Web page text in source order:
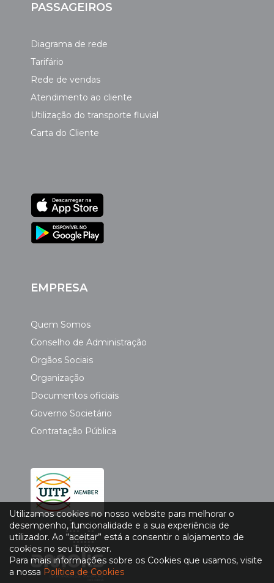
PASSAGEIROS
Diagrama de rede
Tarifário
Rede de vendas
Atendimento ao cliente
Utilização do transporte fluvial
Carta do Cliente
EMPRESA
Quem Somos
Conselho de Administração
Orgãos Sociais
Organização
Documentos oficiais
Governo Societário
Contratação Pública
Utilizamos cookies no nosso website para melhorar o
desempenho, funcionalidade e a sua experiência de
utilizador. Ao “aceitar” está a consentir o alojamento de
cookies no seu browser.
Para mais informações sobre os Cookies que usamos, visite
a nossa Política de Cookies